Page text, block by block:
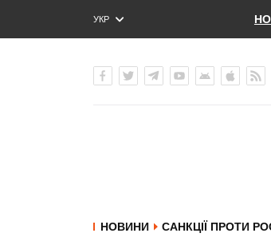
УКР
ENG
НОВИНИ САНКЦІЇ ПРОТИ